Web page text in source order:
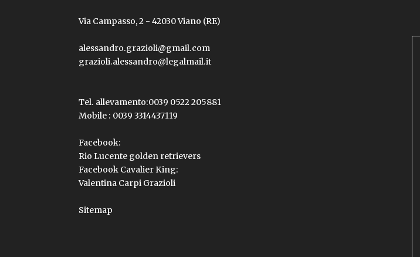
Via Campasso, 2 - 42030 Viano (RE)
alessandro.grazioli@gmail.com
grazioli.alessandro@legalmail.it
Tel. allevamento:0039 0522 205881
Mobile : 0039 3314437119
Facebook:
Rio Lucente golden retrievers
Facebook Cavalier King:
Valentina Carpi Grazioli
Sitemap